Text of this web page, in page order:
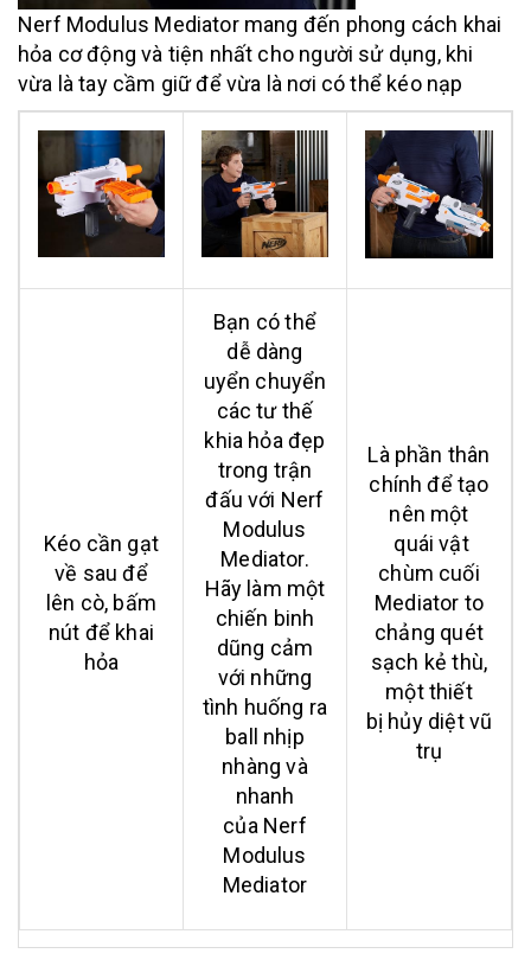
Nerf Modulus Mediator mang đến phong cách khai
hỏa cơ động và tiện nhất cho người sử dụng, khi
vừa là tay cầm giữ để vừa là nơi có thể kéo nạp
Kéo cần gạt
về sau để
lên cò, bấm
nút để khai
hỏa
Bạn có thể
dễ dàng
uyển chuyển
các tư thế
khia hỏa đẹp
trong trận
đấu với Nerf
Modulus
Mediator.
Hãy làm một
chiến binh
dũng cảm
với những
tình huống ra
ball nhịp
nhàng và
nhanh
của Nerf
Modulus
Mediator
Là phần thân
chính để tạo
nên một
quái vật
chùm cuối
Mediator to
chảng quét
sạch kẻ thù,
một thiết
bị hủy diệt vũ
trụ